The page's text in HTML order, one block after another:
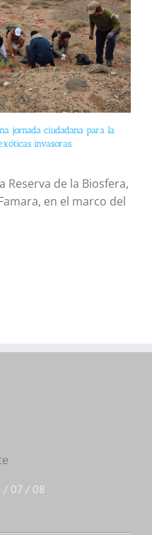
jornada ciudadana para la
invasoras
Reserva de la Biosfera,
en el marco del
/ 07 / 08